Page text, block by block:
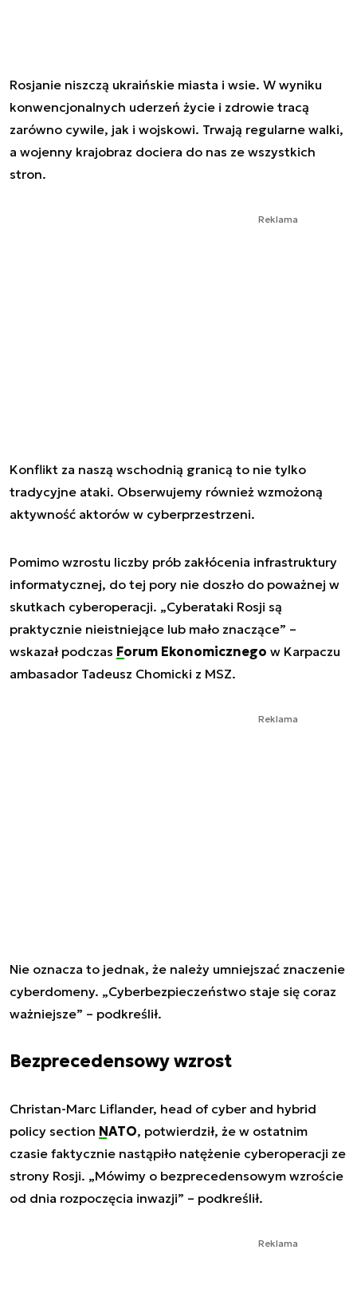
Rosjanie niszczą ukraińskie miasta i wsie. W wyniku
konwencjonalnych uderzeń życie i zdrowie tracą
zarówno cywile, jak i wojskowi. Trwają regularne walki,
a wojenny krajobraz dociera do nas ze wszystkich
stron.
Reklama
Konflikt za naszą wschodnią granicą to nie tylko
tradycyjne ataki. Obserwujemy również wzmożoną
aktywność aktorów w cyberprzestrzeni.
Pomimo wzrostu liczby prób zakłócenia infrastruktury
informatycznej, do tej pory nie doszło do poważnej w
skutkach cyberoperacji. „Cyberataki Rosji są
praktycznie nieistniejące lub mało znaczące” –
wskazał podczas Forum Ekonomicznego w Karpaczu
ambasador Tadeusz Chomicki z MSZ.
Reklama
Nie oznacza to jednak, że należy umniejszać znaczenie
cyberdomeny. „Cyberbezpieczeństwo staje się coraz
ważniejsze” – podkreślił.
Bezprecedensowy wzrost
Christan-Marc Liflander, head of cyber and hybrid
policy section NATO, potwierdził, że w ostatnim
czasie faktycznie nastąpiło natężenie cyberoperacji ze
strony Rosji. „Mówimy o bezprecedensowym wzroście
od dnia rozpoczęcia inwazji” – podkreślił.
Reklama